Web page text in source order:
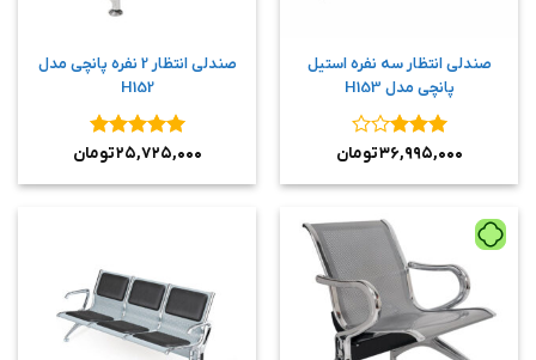
صندلی انتظار سه نفره استیل
پانچی مدل H153
نمره۳
۳۶,۹۹۵,۰۰۰تومان
صندلی انتظار 2 نفره پانچی مدل
H152
نمره۵از۲۵,۷۲۵,۰۰۰تومان